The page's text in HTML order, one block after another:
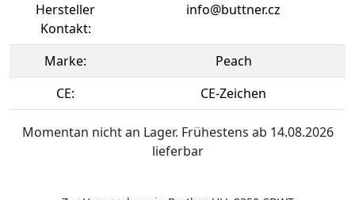
Hersteller
Kontakt:
info@buttner.cz
Marke:
Peach
CE:
CE-Zeichen
Momentan nicht an Lager. Frühestens ab 14.08.2026
lieferbar